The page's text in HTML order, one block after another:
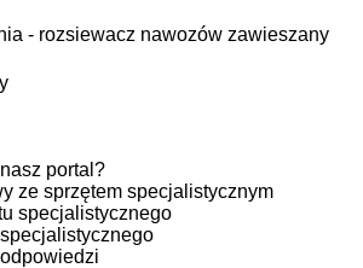
- rozsiewacz nawozów zawieszany
portal?
ze sprzętem specjalistycznym
specjalistycznego